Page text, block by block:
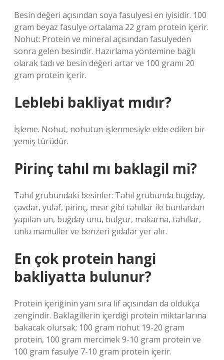
Besin değeri açısından soya fasulyesi en iyisidir. 100
gram beyaz fasulye ortalama 22 gram protein içerir.
Nohut: Protein ve mineral açısından fasulyeden
sonra gelen besindir. Hazırlama yöntemine bağlı
olarak tadı ve besin değeri artar ve 100 gramı 20
gram protein içerir.
Leblebi bakliyat mıdır?
İşleme. Nohut, nohutun işlenmesiyle elde edilen bir
yemiş türüdür.
Pirinç tahıl mı baklagil mi?
Tahıl grubundaki besinler: Tahıl grubunda buğday,
çavdar, yulaf, pirinç, mısır gibi tahıllar ile bunlardan
yapılan un, buğday unu, bulgur, makarna, tahıllar,
unlu mamuller ve benzeri gıdalar yer alır.
En çok protein hangi
bakliyatta bulunur?
Protein içeriğinin yanı sıra lif açısından da oldukça
zengindir. Baklagillerin içerdiği protein miktarlarına
bakacak olursak; 100 gram nohut 19-20 gram
protein, 100 gram mercimek 9-10 gram protein ve
100 gram fasulye 7-10 gram protein içerir.